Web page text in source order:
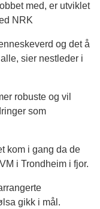
med, er utviklet
NRK
og det å
sier nestleder i
robuste og vil
som
kom i gang da de
i Trondheim i fjor.
gikk i mål.